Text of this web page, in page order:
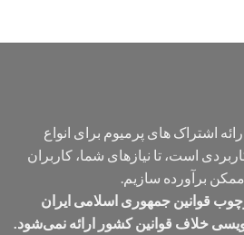
تا
اشتراک های پرمیوم برای انواع
است، تا نیازهای شما، کاربران
برآورده سازیم.
قوانین جمهوری اسلامی ایران
خلاف قوانین کشور ارائه نمی‌شود.